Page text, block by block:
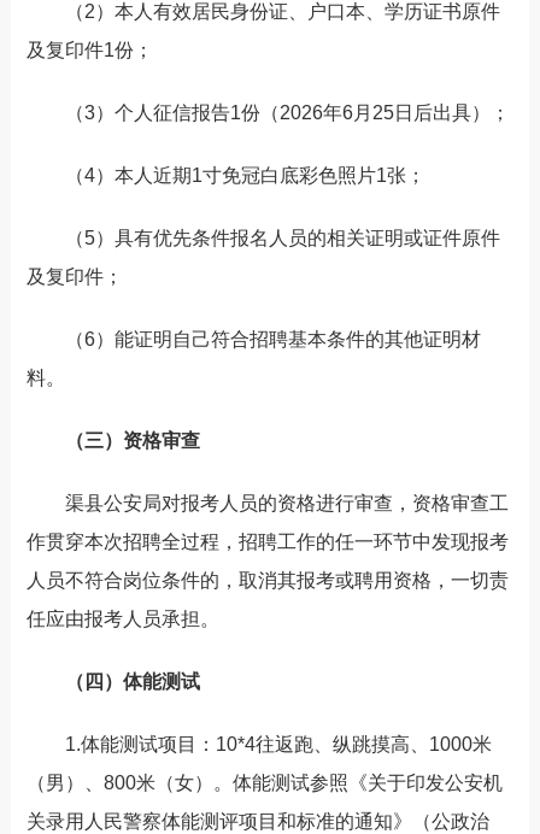
（2）本人有效居民身份证、户口本、学历证书原件
及复印件1份；
（3）个人征信报告1份（2026年6月25日后出具）；
（4）本人近期1寸免冠白底彩色照片1张；
（5）具有优先条件报名人员的相关证明或证件原件
及复印件；
（6）能证明自己符合招聘基本条件的其他证明材
料。
（三）资格审查
渠县公安局对报考人员的资格进行审查，资格审查工
作贯穿本次招聘全过程，招聘工作的任一环节中发现报考
人员不符合岗位条件的，取消其报考或聘用资格，一切责
任应由报考人员承担。
（四）体能测试
1.体能测试项目：10*4往返跑、纵跳摸高、1000米
（男）、800米（女）。体能测试参照《关于印发公安机
关录用人民警察体能测评项目和标准的通知》（公政治